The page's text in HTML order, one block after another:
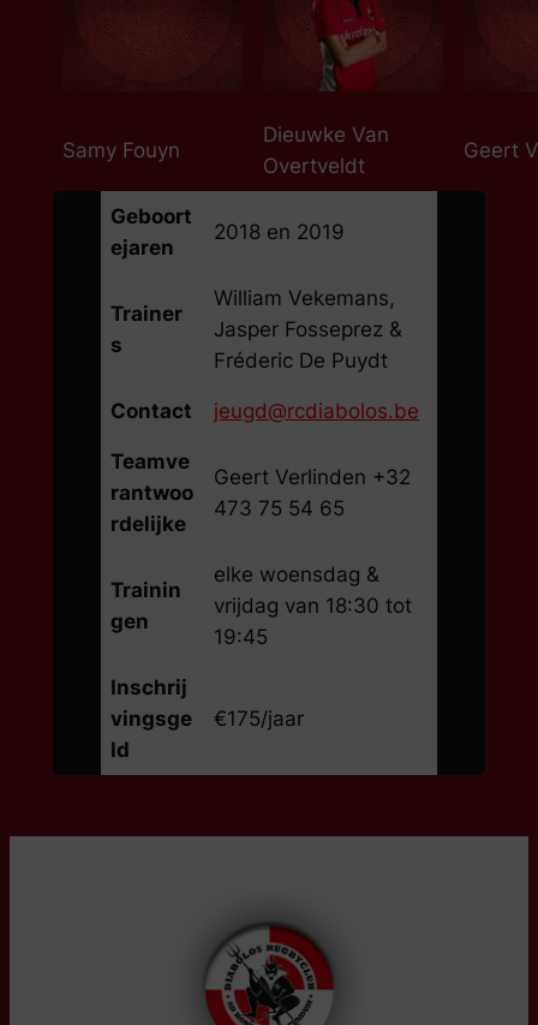
Samy Fouyn
Dieuwke Van
Overtveldt
Geert
Geboort
ejaren
2018 en 2019
Trainer
s
William Vekemans,
Jasper Fosseprez &
Fréderic De Puydt
Contact jeugd@rcdiabolos.be
Teamve
rantwoo
rdelijke
Geert Verlinden +32
473 75 54 65
Trainin
gen
elke woensdag &
vrijdag van 18:30 tot
19:45
Inschrij
vingsge
ld
€175/jaar